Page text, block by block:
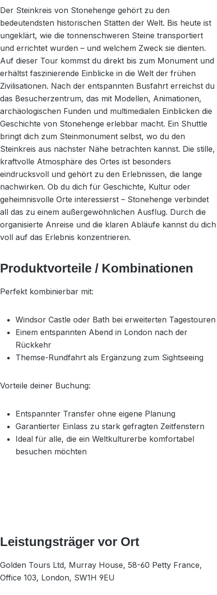
Der Steinkreis von Stonehenge gehört zu den
bedeutendsten historischen Stätten der Welt. Bis heute ist
ungeklärt, wie die tonnenschweren Steine transportiert
und errichtet wurden – und welchem Zweck sie dienten.
Auf dieser Tour kommst du direkt bis zum Monument und
erhältst faszinierende Einblicke in die Welt der frühen
Zivilisationen. Nach der entspannten Busfahrt erreichst du
das Besucherzentrum, das mit Modellen, Animationen,
archäologischen Funden und multimedialen Einblicken die
Geschichte von Stonehenge erlebbar macht. Ein Shuttle
bringt dich zum Steinmonument selbst, wo du den
Steinkreis aus nächster Nähe betrachten kannst. Die stille,
kraftvolle Atmosphäre des Ortes ist besonders
eindrucksvoll und gehört zu den Erlebnissen, die lange
nachwirken. Ob du dich für Geschichte, Kultur oder
geheimnisvolle Orte interessierst – Stonehenge verbindet
all das zu einem außergewöhnlichen Ausflug. Durch die
organisierte Anreise und die klaren Abläufe kannst du dich
voll auf das Erlebnis konzentrieren.
Produktvorteile / Kombinationen
Perfekt kombinierbar mit:
Windsor Castle oder Bath bei erweiterten Tagestouren
Einem entspannten Abend in London nach der
Rückkehr
Themse-Rundfahrt als Ergänzung zum Sightseeing
Vorteile deiner Buchung:
Entspannter Transfer ohne eigene Planung
Garantierter Einlass zu stark gefragten Zeitfenstern
Ideal für alle, die ein Weltkulturerbe komfortabel
besuchen möchten
Leistungsträger vor Ort
Golden Tours Ltd, Murray House, 58-60 Petty France,
Office 103, London, SW1H 9EU